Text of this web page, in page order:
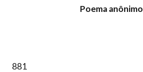
Poema anônimo
881